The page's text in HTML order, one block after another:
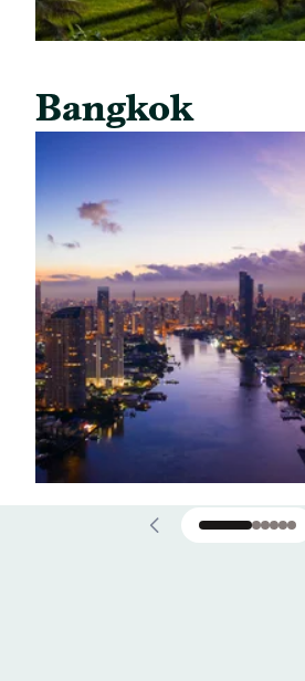
Bangkok